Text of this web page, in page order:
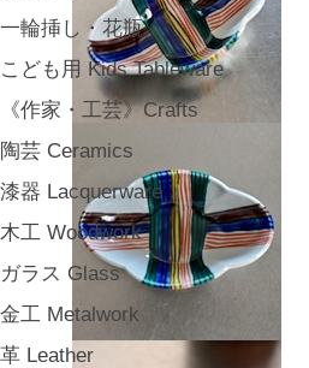
一輪挿し・花瓶
こども用 Kids Tableware
《作家・工芸》Crafts
陶芸 Ceramics
漆器 Lacquerware
木工 Woodwork
ガラス Glass
金工 Metalwork
革 Leather